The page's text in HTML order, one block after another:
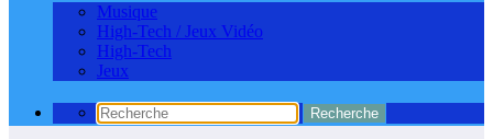
Musique
High-Tech / Jeux Vidéo
High-Tech
Jeux